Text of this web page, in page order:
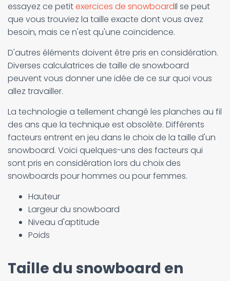
essayez ce petitexercices de snowboardIl se peut
que vous trouviez la taille exacte dont vous avez
besoin, mais ce n'est qu'une coïncidence.
D'autres éléments doivent être pris en considération.
Diverses calculatrices de taille de snowboard
peuvent vous donner une idée de ce sur quoi vous
allez travailler.
La technologie a tellement changé les planches au fil
des ans que la technique est obsolète. Différents
facteurs entrent en jeu dans le choix de la taille d'un
snowboard. Voici quelques-uns des facteurs qui
sont pris en considération lors du choix des
snowboards pour hommes ou pour femmes.
Hauteur
Largeur du snowboard
Niveau d'aptitude
Poids
Taille du snowboard en